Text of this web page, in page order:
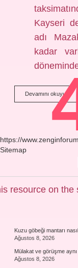
Kayseri
adı
kadar
Devamını okuyun
Eski
https://
Sitemap
Kuzu göbeği mantarı
Ağustos 8, 2026
Mülakat ve görüşme
Ağustos 8, 2026
resource on the